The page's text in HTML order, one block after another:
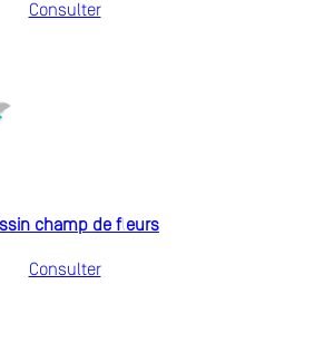
Consulter
champ de fleurs
Consulter